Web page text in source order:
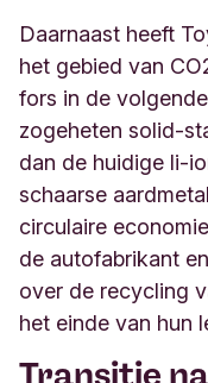
Daarnaast heeft
het gebied van
fors in de
zogeheten solid-
dan de huidige li-
schaarse
circulaire
de autofabrikant
over de recycling
het einde van hun
Transitie